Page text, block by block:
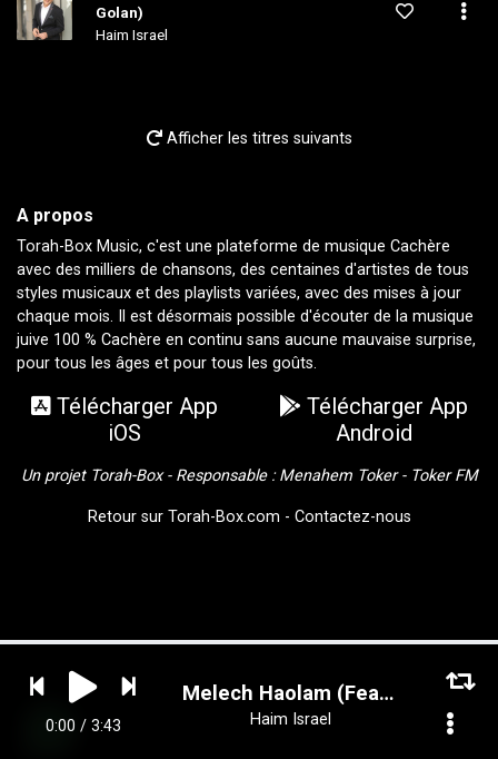
Golan)
Haim Israel
Afficher les titres suivants
A propos
Torah-Box Music, c'est une plateforme de musique Cachère
avec des milliers de chansons, des centaines d'artistes de tous
styles musicaux et des playlists variées, avec des mises à jour
chaque mois. Il est désormais possible d'écouter de la musique
juive 100 % Cachère en continu sans aucune mauvaise surprise,
pour tous les âges et pour tous les goûts.
Télécharger App
iOS
Télécharger App
Android
Un projet Torah-Box - Responsable :Menahem Toker- Toker FM
Retour sur Torah-Box.com - Contactez-nous
0:00 / 3:43
Melech Haolam (Feat. Udi Damari)
Haim Israel